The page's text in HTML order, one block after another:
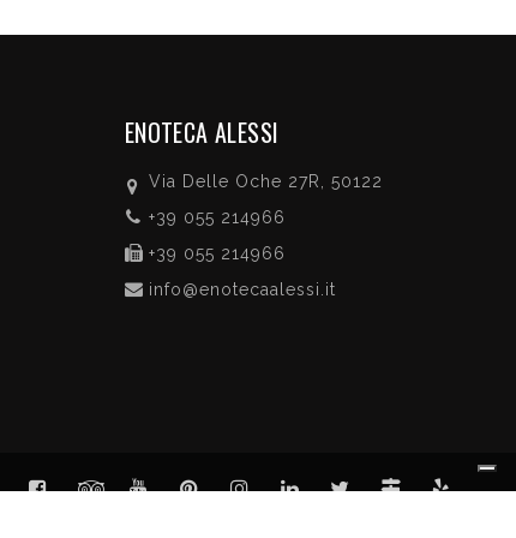
ENOTECA ALESSI
Via Delle Oche 27R, 50122
+39 055 214966
+39 055 214966
info@enotecaalessi.it